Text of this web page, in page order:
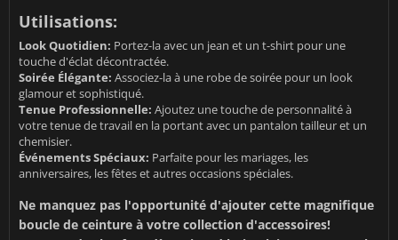
Utilisations:
Look Quotidien: Portez-la avec un jean et un t-shirt pour une
touche d'éclat décontractée.
Soirée Élégante: Associez-la à une robe de soirée pour un look
glamour et sophistiqué.
Tenue Professionnelle: Ajoutez une touche de personnalité à
votre tenue de travail en la portant avec un pantalon tailleur et un
chemisier.
Événements Spéciaux: Parfaite pour les mariages, les
anniversaires, les fêtes et autres occasions spéciales.
Ne manquez pas l'opportunité d'ajouter cette magnifique
boucle de ceinture à votre collection d'accessoires!